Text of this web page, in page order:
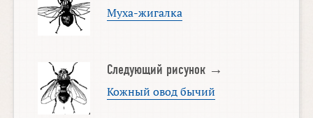
Муха-жигалка
Следующий рисунок →
Кожный овод бычий